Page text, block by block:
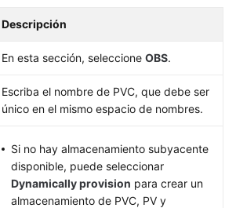
Descripción
En esta sección, seleccione OBS.
Escriba el nombre de PVC, que debe ser
único en el mismo espacio de nombres.
Si no hay almacenamiento subyacente
disponible, puede seleccionar
Dynamically provision para crear un
almacenamiento de PVC, PV y